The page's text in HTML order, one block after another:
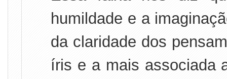
humildade e a
da claridade dos
íris e a mais associada